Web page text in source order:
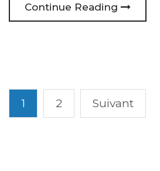
Continue Reading
1 2 Suivant